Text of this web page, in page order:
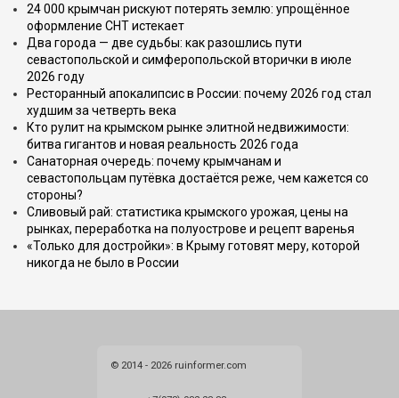
24 000 крымчан рискуют потерять землю: упрощённое
оформление СНТ истекает
Два города — две судьбы: как разошлись пути
севастопольской и симферопольской вторички в июле
2026 году
Ресторанный апокалипсис в России: почему 2026 год стал
худшим за четверть века
Кто рулит на крымском рынке элитной недвижимости:
битва гигантов и новая реальность 2026 года
Санаторная очередь: почему крымчанам и
севастопольцам путёвка достаётся реже, чем кажется со
стороны?
Сливовый рай: статистика крымского урожая, цены на
рынках, переработка на полуострове и рецепт варенья
«Только для достройки»: в Крыму готовят меру, которой
никогда не было в России
© 2014 - 2026 ruinformer.com